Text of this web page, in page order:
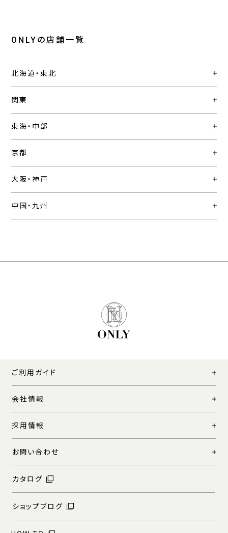
ONLYの店舗一覧
北海道・東北
関東
東海・中部
京都
大阪・神戸
中国・九州
ご利用ガイド
会社情報
採用情報
お問い合わせ
カタログ
ショップブログ